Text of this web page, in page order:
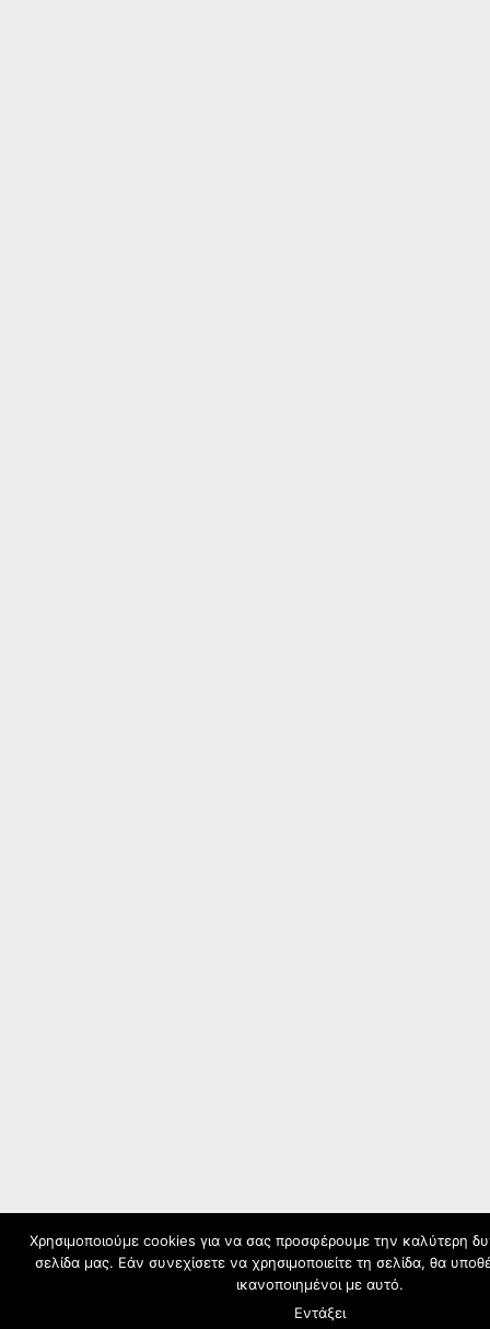
Χρησιμοποιούμε cookies για να σας προσφέρουμε την καλύτερη
σελίδα μας. Εάν συνεχίσετε να χρησιμοποιείτε τη σελίδα, θα
ικανοποιημένοι με αυτό.
Εντάξει